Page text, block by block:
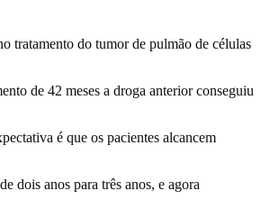
tratamento do tumor de pulmão de células
de 42 meses a droga anterior conseguiu
é que os pacientes alcancem
dois anos para três anos, e agora